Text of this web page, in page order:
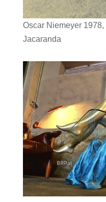
Oscar Niemeyer
Jacaranda